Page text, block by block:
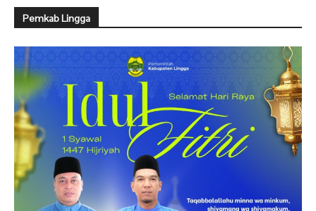
Pemkab Lingga